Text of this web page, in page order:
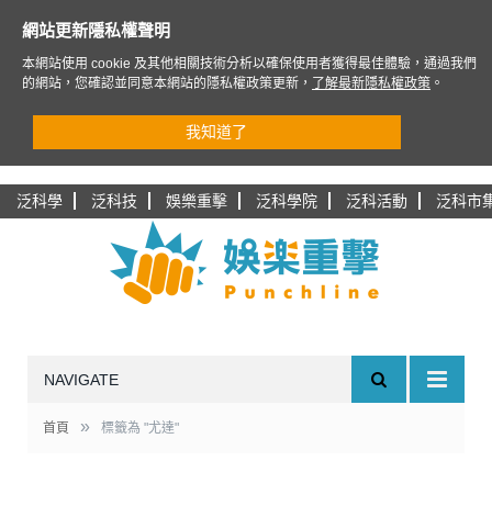
泛科學 泛科技 娛樂重擊 泛科學院 泛科活動 泛科市
NAVIGATE
首頁 » 標籤為 "尤達"
網站更新隱私權聲明
本網站使用 cookie 及其他相關技術分析以確保使用者獲得最佳體驗，通過我們
的網站，您確認並同意本網站的隱私權政策更新，
了解最新隱私權政策 。
我知道了